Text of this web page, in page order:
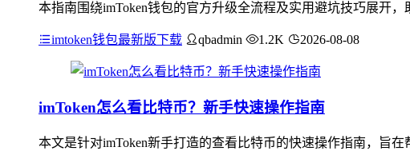
本指南围绕imToken钱包的官方升级全流程及实用避坑技巧展开
imtoken钱包最新版下载 qbadmin 1.2K 2026-08-08
imToken怎么看比特币？新手快速操作指南
本文是针对imToken新手打造的查看比特币的快速操作指南，旨